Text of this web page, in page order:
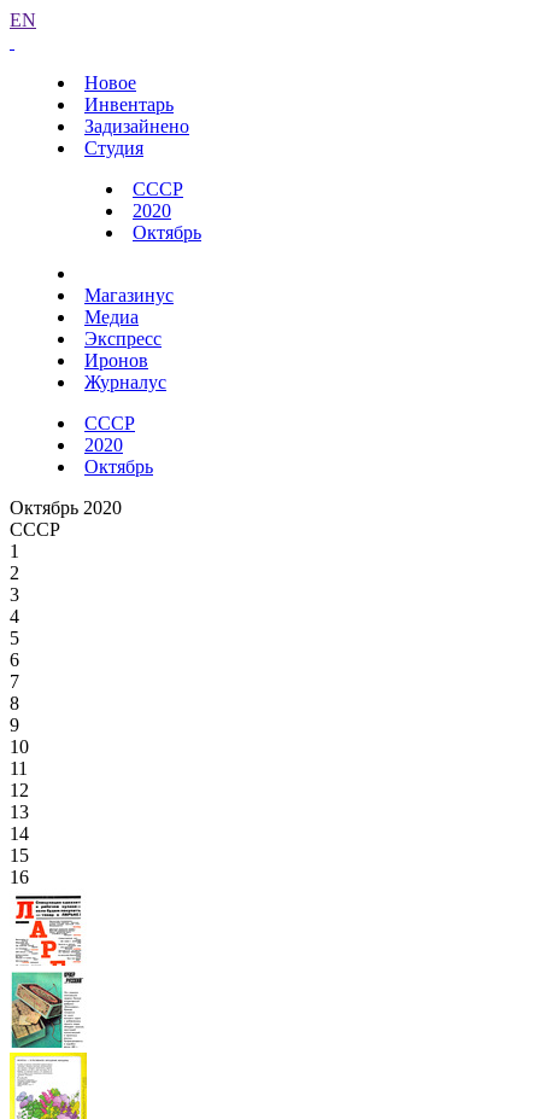
EN
Новое
Инвентарь
Задизайнено
Студия
СССР
2020
Октябрь
Магазинус
Медиа
Экспресс
Иронов
Журналус
СССР
2020
Октябрь
Октябрь 2020
СССР
1
2
3
4
5
6
7
8
9
10
11
12
13
14
15
16